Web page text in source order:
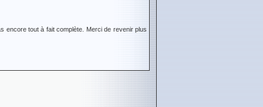
encore tout à fait complète. Merci de revenir plus